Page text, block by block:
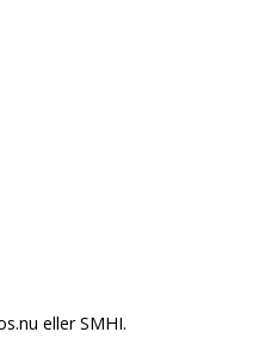
eller SMHI.